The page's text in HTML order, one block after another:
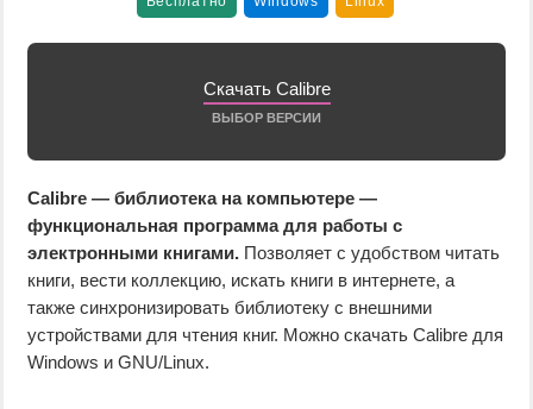
Скачать Calibre
ВЫБОР ВЕРСИИ
Calibre — библиотека на компьютере —
функциональная программа для работы с
электронными книгами. Позволяет с удобством читать
книги, вести коллекцию, искать книги в интернете, а
также синхронизировать библиотеку с внешними
устройствами для чтения книг. Можно скачать Calibre для
Windows и GNU/Linux.